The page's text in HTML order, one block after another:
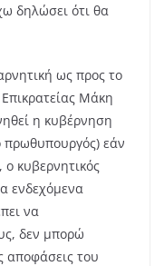
δηλώσει ότι θα
ως προς το
Μάκη
η κυβέρνηση
πρωθυπουργός) εάν
κυβερνητικός
ενδεχόμενα
να
δεν μπορώ
αποφάσεις του